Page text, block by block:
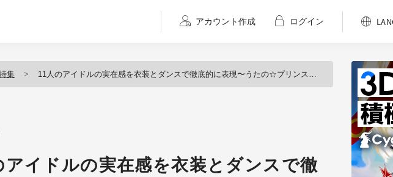
アカウント作成 ログイン
集 11人のアイドルの実在感を衣装とダンスで徹底的に表現〜うたの☆プリンスさまっ♪『雪月花』MV／Vol.4 カット制作編
アイドルの実在感を衣装とダンスで徹